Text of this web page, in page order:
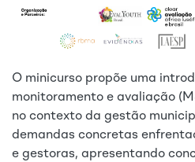
O minicurso propõe uma
monitoramento e avaliação
no contexto da gestão
demandas concretas
e gestoras, apresentando